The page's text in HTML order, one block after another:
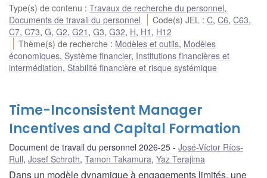
Type(s) de contenu : Travaux de recherche du personnel,
Documents de travail du personnel
Code(s) JEL :C,C6,C63,
C7, C73, G, G2, G21 , G3, G32, H, H1 , H12
Thème(s) de recherche : Modèles et outils, Modèles
économiques, Système financier, Institutions financières et
intermédiation, Stabilité financière et risque systémique
Time-Inconsistent Manager
Incentives and Capital Formation
Document de travail du personnel 2026-25
José-Víctor Ríos-
Rull, Josef Schroth, Tamon Takamura, Yaz Terajima
Dans un modèle dynamique à engagements limités, une